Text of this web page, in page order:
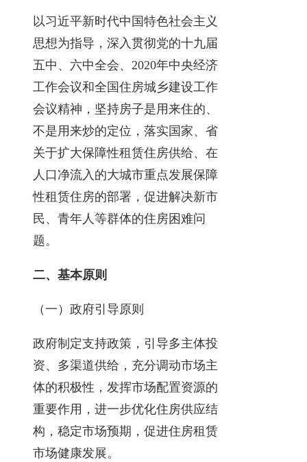
以习近平新时代中国特色社会主义
思想为指导，深入贯彻党的十九届
五中、六中全会、2020年中央经济
工作会议和全国住房城乡建设工作
会议精神，坚持房子是用来住的、
不是用来炒的定位，落实国家、省
关于扩大保障性租赁住房供给、在
人口净流入的大城市重点发展保障
性租赁住房的部署，促进解决新市
民、青年人等群体的住房困难问
题。
二、基本原则
（一）政府引导原则
政府制定支持政策，引导多主体投
资、多渠道供给，充分调动市场主
体的积极性，发挥市场配置资源的
重要作用，进一步优化住房供应结
构，稳定市场预期，促进住房租赁
市场健康发展。